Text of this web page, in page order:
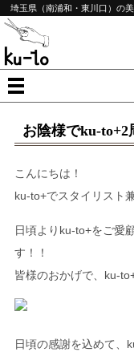
埼玉県（南浦和・東川口）の
お陰様でku-to+2
こんにちは！
ku-to+でスタイリスト
日頃より ku-to+をご愛
す！！
皆様のおかげで、 ku-
日頃の感謝を込めて、